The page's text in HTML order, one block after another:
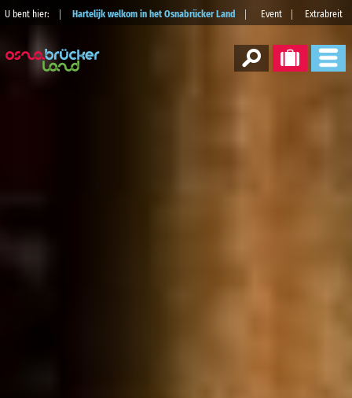
U bent hier: Hartelijk welkom in het Osnabrücker Land Event Extrabreit